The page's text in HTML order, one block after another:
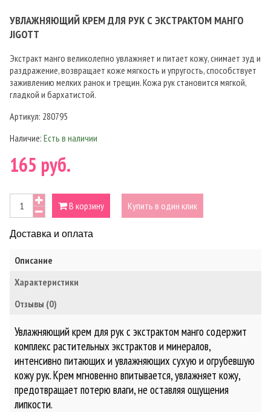
УВЛАЖНЯЮЩИЙ КРЕМ ДЛЯ РУК С ЭКСТРАКТОМ МАНГО
JIGOTT
Экстракт манго великолепно увлажняет и питает кожу, снимает зуд и
раздражение, возвращает коже мягкость и упругость, способствует
заживлению мелких ранок и трещин. Кожа рук становится мягкой,
гладкой и бархатистой.
Артикул: 280795
Наличие: Есть в наличии
165 руб.
В корзину Купить в один клик
Доставка и оплата
Описание
Характеристики
Отзывы (0)
Увлажняющий крем для рук с экстрактом манго содержит
комплекс растительных экстрактов и минералов,
интенсивно питающих и увлажняющих сухую и огрубевшую
кожу рук. Крем мгновенно впитывается, увлажняет кожу,
предотвращает потерю влаги, не оставляя ощущения
липкости.